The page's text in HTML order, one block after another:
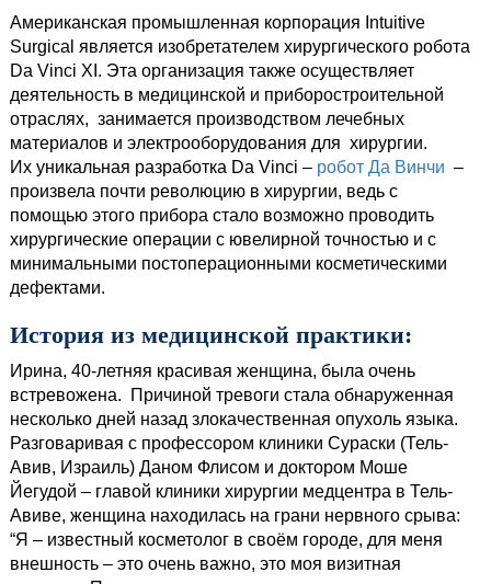
Американская промышленная корпорация Intuitive
Surgical является изобретателем хирургического робота
Da Vinci XI. Эта организация также осуществляет
деятельность в медицинской и приборостроительной
отраслях, занимается производством лечебных
материалов и электрооборудования для хирургии.
Их уникальная разработка Da Vinci – робот Да Винчи –
произвела почти революцию в хирургии, ведь с
помощью этого прибора стало возможно проводить
хирургические операции с ювелирной точностью и с
минимальными постоперационными косметическими
дефектами.
История из медицинской практики:
Ирина, 40-летняя красивая женщина, была очень
встревожена. Причиной тревоги стала обнаруженная
несколько дней назад злокачественная опухоль языка.
Разговаривая с профессором клиники Сураски (Тель-
Авив, Израиль) Даном Флисом и доктором Моше
Йегудой – главой клиники хирургии медцентра в Тель-
Авиве, женщина находилась на грани нервного срыва:
“Я – известный косметолог в своём городе, для меня
внешность – это очень важно, это моя визитная